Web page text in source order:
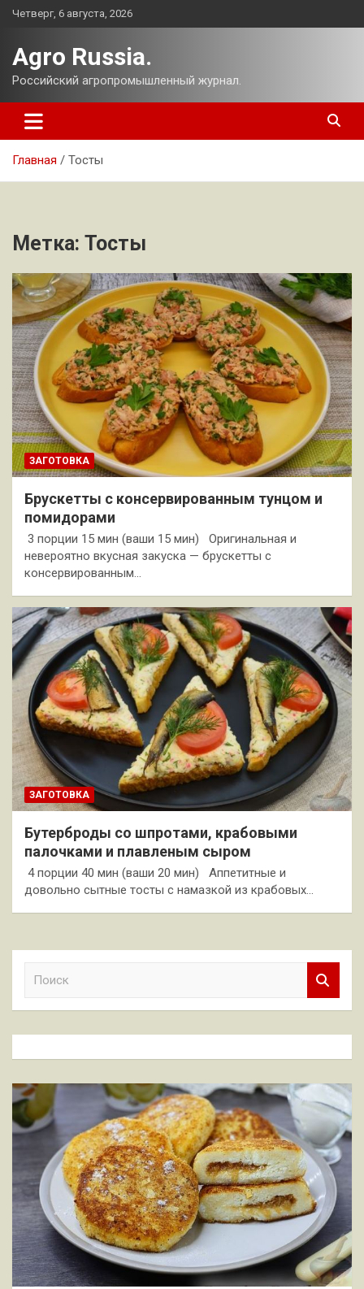
Перейти
Четверг, 6 августа, 2026
Agro Russia.
Российский агропромышленный журнал.
Главная Тосты
Метка: Тосты
ЗАГОТОВКА
Брускетты с консервированным тунцом и
помидорами
3 порции 15 мин (ваши 15 мин) Оригинальная и
невероятно вкусная закуска — брускетты с
консервированным…
ЗАГОТОВКА
Бутерброды со шпротами, крабовыми
палочками и плавленым сыром
4 порции 40 мин (ваши 20 мин) Аппетитные и
довольно сытные тосты с намазкой из крабовых…
к